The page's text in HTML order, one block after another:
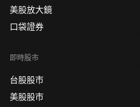
美股放大鏡
口袋證券
即時股市
台股股市
美股股市